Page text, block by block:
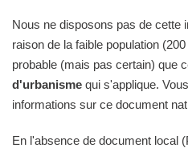
Nous ne disposons pas de cette
raison de la faible population
probable (mais pas certain) que
d'urbanisme qui s'applique.
informations sur ce document
En l'absence de document local